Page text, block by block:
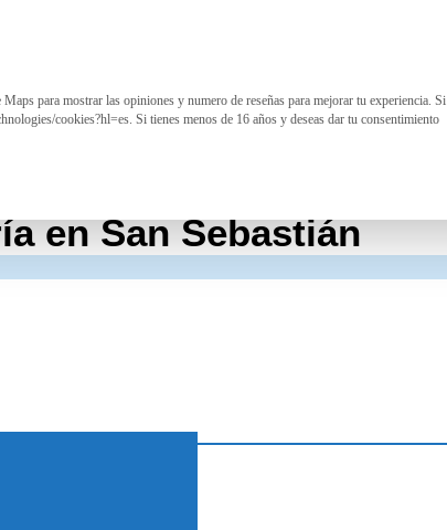
en San Sebastián
para mostrar las opiniones y numero de reseñas para mejorar tu experiencia. Si
cookies?hl=es. Si tienes menos de 16 años y deseas dar tu consentimiento